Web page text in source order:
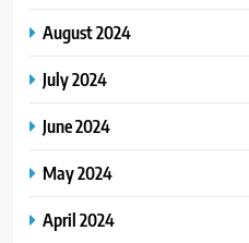
August 2024
July 2024
June 2024
May 2024
April 2024